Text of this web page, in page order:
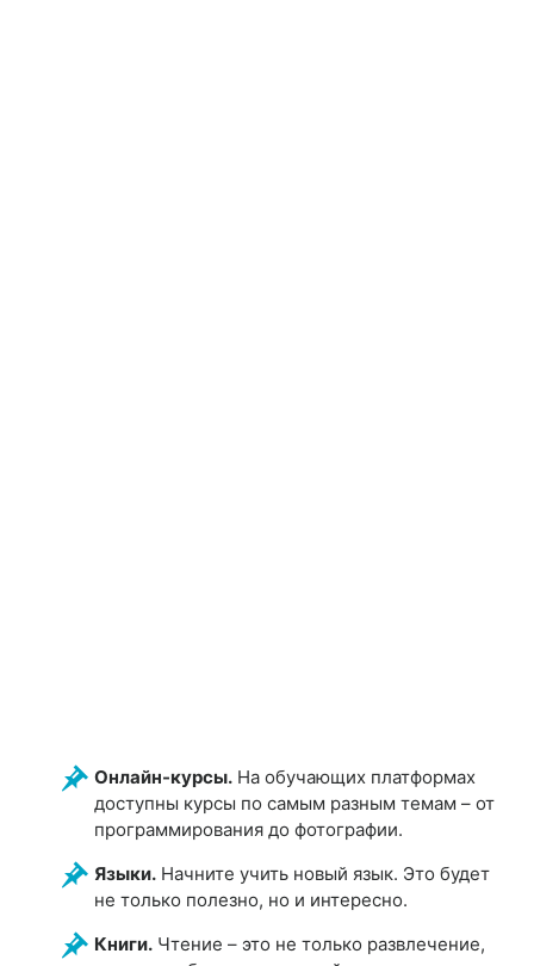
Онлайн-курсы. На обучающих платформах
доступны курсы по самым разным темам – от
программирования до фотографии.
Языки. Начните учить новый язык. Это будет
не только полезно, но и интересно.
Книги. Чтение – это не только развлечение,